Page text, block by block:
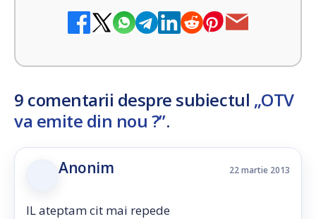
9 comentarii despre subiectul „OTV
va emite din nou ?”.
Anonim 22 martie 2013
IL ateptam cit mai repede